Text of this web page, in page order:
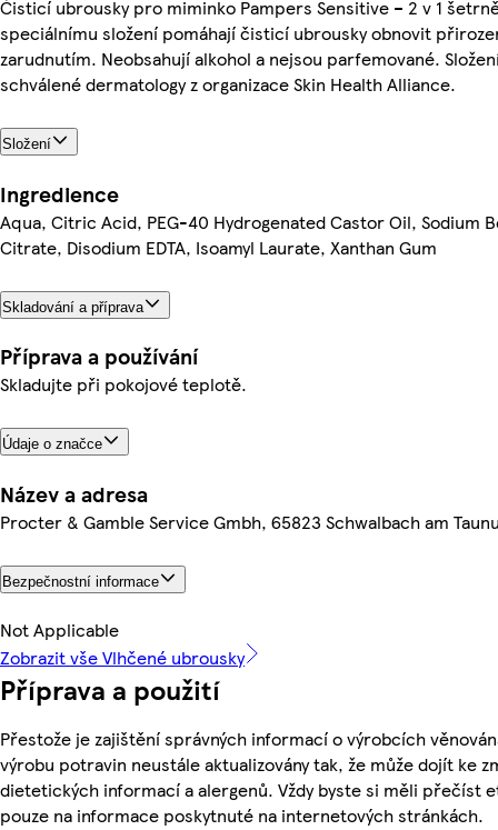
Čisticí ubrousky pro miminko Pampers Sensitive – 2 v 1
speciálnímu složení pomáhají čisticí ubrousky obnovit
zarudnutím. Neobsahují alkohol a nejsou parfemované.
schválené dermatology z organizace Skin Health Alliance.
Složení
Ingredience
Aqua, Citric Acid, PEG-40 Hydrogenated Castor Oil, Sodium
Citrate, Disodium EDTA, Isoamyl Laurate, Xanthan Gum
Skladování a příprava
Příprava a používání
Skladujte při pokojové teplotě.
Údaje o značce
Název a adresa
Procter & Gamble Service Gmbh, 65823 Schwalbach am
Bezpečnostní informace
Not Applicable
Zobrazit vše Vlhčené ubrousky
Příprava a použití
Přestože je zajištění správných informací o výrobcích
výrobu potravin neustále aktualizovány tak, že může dojít ke
dietetických informací a alergenů. Vždy byste si měli přečíst
pouze na informace poskytnuté na internetových stránkách.